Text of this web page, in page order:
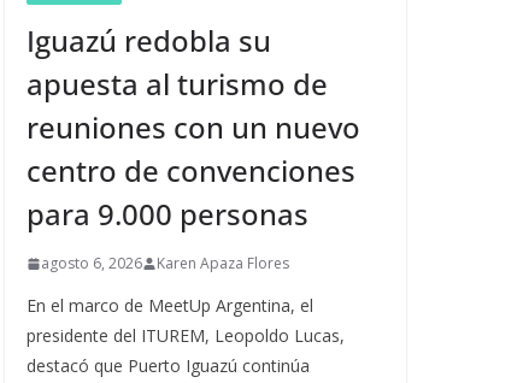
Iguazú redobla su
apuesta al turismo de
reuniones con un nuevo
centro de convenciones
para 9.000 personas
agosto 6, 2026 Karen Apaza Flores
En el marco de MeetUp Argentina, el
presidente del ITUREM, Leopoldo Lucas,
destacó que Puerto Iguazú continúa